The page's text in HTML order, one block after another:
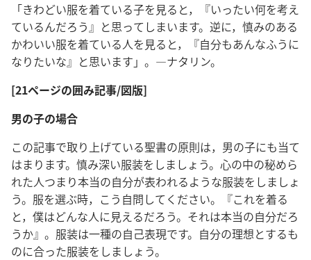
「きわどい服を着ている子を見ると，『いったい何を考え
ているんだろう』と思ってしまいます。逆に，慎みのある
かわいい服を着ている人を見ると，『自分もあんなふうに
なりたいな』と思います」。―ナタリン。
[21ページの囲み記事/図版]
男の子の場合
この記事で取り上げている聖書の原則は，男の子にも当て
はまります。慎み深い服装をしましょう。心の中の秘めら
れた人つまり本当の自分が表われるような服装をしましょ
う。服を選ぶ時，こう自問してください。『これを着る
と，僕はどんな人に見えるだろう。それは本当の自分だろ
うか』。服装は一種の自己表現です。自分の理想とするも
のに合った服装をしましょう。